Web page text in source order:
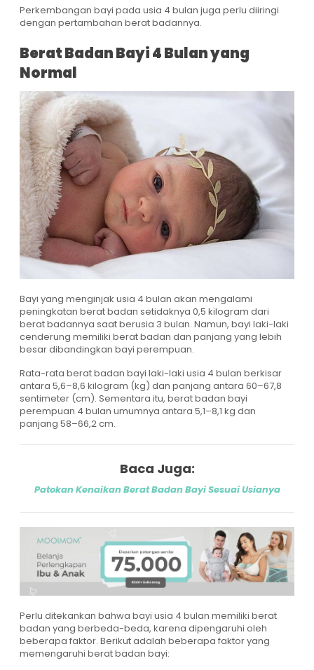
Perkembangan bayi pada usia 4 bulan juga perlu diiringi
dengan pertambahan berat badannya.
Berat Badan Bayi 4 Bulan yang
Normal
Bayi yang menginjak usia 4 bulan akan mengalami
peningkatan berat badan setidaknya 0,5 kilogram dari
berat badannya saat berusia 3 bulan. Namun, bayi laki-laki
cenderung memiliki berat badan dan panjang yang lebih
besar dibandingkan bayi perempuan.
Rata-rata berat badan bayi laki-laki usia 4 bulan berkisar
antara 5,6–8,6 kilogram (kg) dan panjang antara 60–67,8
sentimeter (cm). Sementara itu, berat badan bayi
perempuan 4 bulan umumnya antara 5,1–8,1 kg dan
panjang 58–66,2 cm.
Baca Juga:
Patokan Kenaikan Berat Badan Bayi Sesuai Usianya
Perlu ditekankan bahwa bayi usia 4 bulan memiliki berat
badan yang berbeda-beda, karena dipengaruhi oleh
beberapa faktor. Berikut adalah beberapa faktor yang
memengaruhi berat badan bayi: